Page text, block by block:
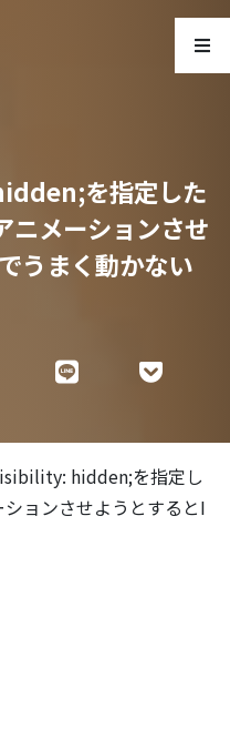
を指定した
メーションさせ
うまく動かない
hidden;を指定し
ョンさせようとするとI